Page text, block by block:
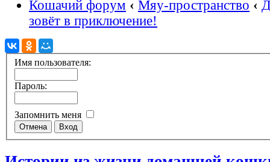
Кошачий форум ‹ Мяу-пространство ‹
зовёт в приключение!
Имя пользователя:
Пароль:
Запомнить меня